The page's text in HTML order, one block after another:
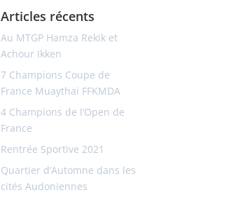
Articles récents
Au MTGP Hamza Rekik et
Achour Ikken
7 Champions Coupe de
France Muaythai FFKMDA
4 Champions de l’Open de
France
Rentrée Sportive 2021
Quartier d’Automne dans les
cités Audoniennes